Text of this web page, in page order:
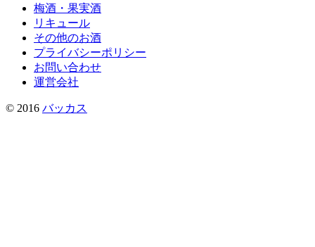
梅酒・果実酒
リキュール
その他のお酒
プライバシーポリシー
お問い合わせ
運営会社
© 2016 バッカス